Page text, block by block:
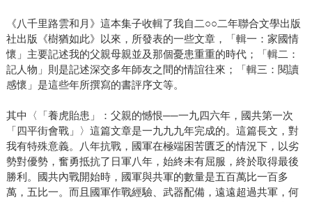
《八千里路雲和月》這本集子收輯了我自二○○二年聯合文學出版
社出版《樹猶如此》以來，所發表的一些文章，「輯一：家國情
懷」主要記述我的父親母親並及那個憂患重重的時代；「輯二：
記人物」則是記述深交多年師友之間的情誼往來；「輯三：閱讀
感懷」是這些年所撰寫的書評序文等。
其中〈「養虎貽患」：父親的憾恨──一九四六年，國共第一次
「四平街會戰」〉這篇文章是一九九九年完成的。這篇長文，對
我有特殊意義。八年抗戰，國軍在極端困苦匱乏的情況下，以劣
勢對優勢，奮勇抵抗了日軍八年，始終未有屈服，終於取得最後
勝利。國共內戰開始時，國軍與共軍的數量是五百萬比一百多
萬，五比一。而且國軍作戰經驗、武器配備，遠遠超過共軍，何